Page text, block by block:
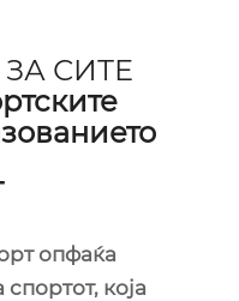
СИТЕ
опфаќа
која